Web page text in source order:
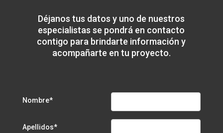
Déjanos tus datos y uno de nuestros
especialistas se pondrá en contacto
contigo para brindarte información y
acompañarte en tu proyecto.
Nombre*
Apellidos*